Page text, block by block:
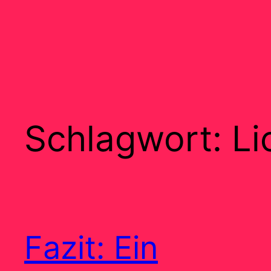
Schlagwort:
Fazit: Ein